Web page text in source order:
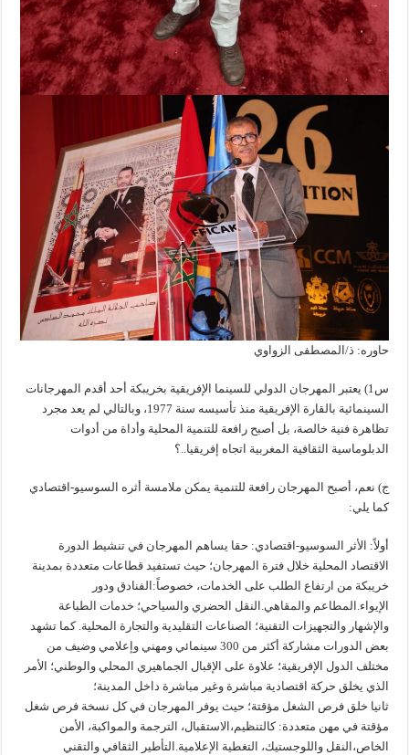
حاوره: ذ/المصطفى الزواوي
س1) يعتبر المهرجان الدولي للسينما الإفريقية بخريبكة أحد أقدم المهرجانات
السينمائية بالقارة الإفريقية منذ تأسيسه سنة 1977، وبالتالي لم يعد مجرد
تظاهرة فنية خالصة، بل أصبح رافعة للتنمية المحلية وأداة من أدوات
الدبلوماسية الثقافية المغربية اتجاه إفريقيا..؟
ج) نعم، أصبح المهرجان رافعة للتنمية يمكن ملامسة أثره السوسيو-اقتصادي
كما يلي:
أولاً: الأثر السوسيو-اقتصادي: حقا يساهم المهرجان في تنشيط الدورة
الاقتصاد المحلية خلال فترة المهرجان؛ حيث تستفيد قطاعات متعددة بمدينة
خريبكة من ارتفاع الطلب على الخدمات، خصوصاً:الفنادق ودور
الإيواء.المطاعم والمقاهي.النقل الحضري والسياحي؛ خدمات الطباعة
والإشهار والتجهيزات التقنية؛ الصناعات التقليدية والتجارة المحلية. كما تشهد
بعض الدورات مشاركة أكثر من 300 سينمائي ومهني وإعلامي وضيف من
مختلف الدول الإفريقية؛ علاوة على الإقبال الجماهيري المحلي والوطني؛ الأمر
الذي يخلق حركة اقتصادية مباشرة وغير مباشرة داخل المدينة؛
ثانيا خلق فرص الشغل مؤقتة؛ حيث يوفر المهرجان في كل نسخة فرص شغل
مؤقتة في مهن متعددة: كالتنظيم،الاستقبال، الترجمة والمواكبة، الأمن
الخاص،النقل واللوجستيك، التغطية الإعلامية.التأطير الثقافي والتقني